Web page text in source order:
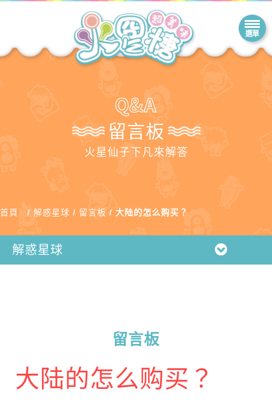
留言板
火星仙子下凡來解答
首頁 解惑星球 留言板 大陆的怎么购买？
解惑星球
留言板
大陆的怎么购买？